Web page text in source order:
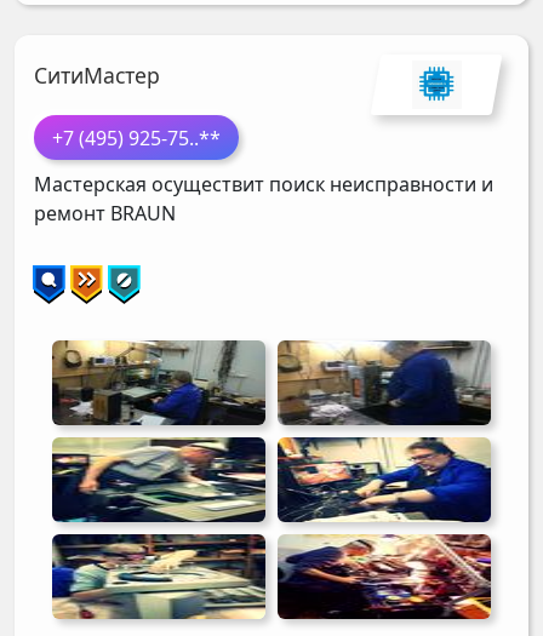
СитиМастер
+7 (495) 925-75..**
Мастерская осуществит поиск неисправности и
ремонт BRAUN